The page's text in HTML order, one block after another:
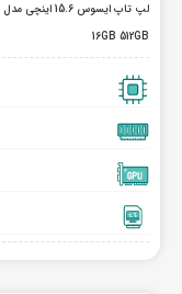
16GB 512GB